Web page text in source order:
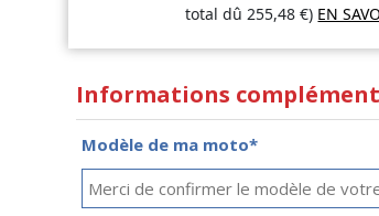
total dû255,48€) EN
Informations
Modèle de ma moto*